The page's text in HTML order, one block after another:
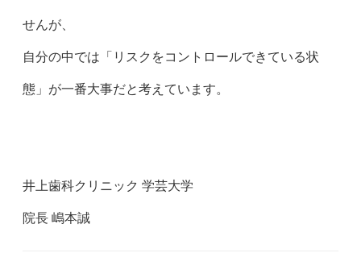
せんが、
自分の中では「リスクをコントロールできている状
態」が一番大事だと考えています。
井上歯科クリニック 学芸大学
院長 嶋本誠